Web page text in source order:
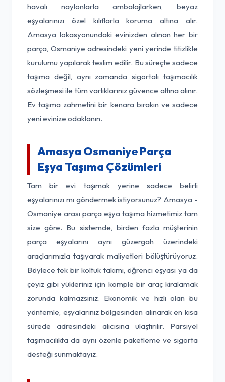
havalı naylonlarla ambalajlarken, beyaz
eşyalarınızı özel kılıflarla koruma altına alır.
Amasya lokasyonundaki evinizden alınan her bir
parça, Osmaniye adresindeki yeni yerinde titizlikle
kurulumu yapılarak teslim edilir. Bu süreçte sadece
taşıma değil, aynı zamanda sigortalı taşımacılık
sözleşmesi ile tüm varlıklarınız güvence altına alınır.
Ev taşıma zahmetini bir kenara bırakın ve sadece
yeni evinize odaklanın.
Amasya Osmaniye Parça
Eşya Taşıma Çözümleri
Tam bir evi taşımak yerine sadece belirli
eşyalarınızı mı göndermek istiyorsunuz? Amasya -
Osmaniye arası parça eşya taşıma hizmetimiz tam
size göre. Bu sistemde, birden fazla müşterinin
parça eşyalarını aynı güzergah üzerindeki
araçlarımızla taşıyarak maliyetleri bölüştürüyoruz.
Böylece tek bir koltuk takımı, öğrenci eşyası ya da
çeyiz gibi yükleriniz için komple bir araç kiralamak
zorunda kalmazsınız. Ekonomik ve hızlı olan bu
yöntemle, eşyalarınız bölgesinden alınarak en kısa
sürede adresindeki alıcısına ulaştırılır. Parsiyel
taşımacılıkta da aynı özenle paketleme ve sigorta
desteği sunmaktayız.